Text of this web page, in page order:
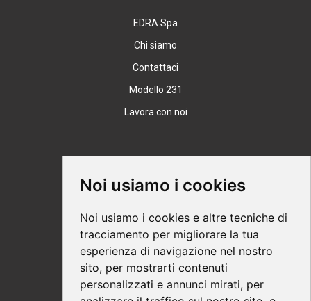
Noi usiamo i cookies
Noi usiamo i cookies e altre tecniche di
tracciamento per migliorare la tua
esperienza di navigazione nel nostro
sito, per mostrarti contenuti
personalizzati e annunci mirati, per
EDRA Spa
Chi siamo
Contattaci
Modello 231
Lavora con noi
Supporto
Modalità di acquisto
Ebook help
Privacy
Recesso